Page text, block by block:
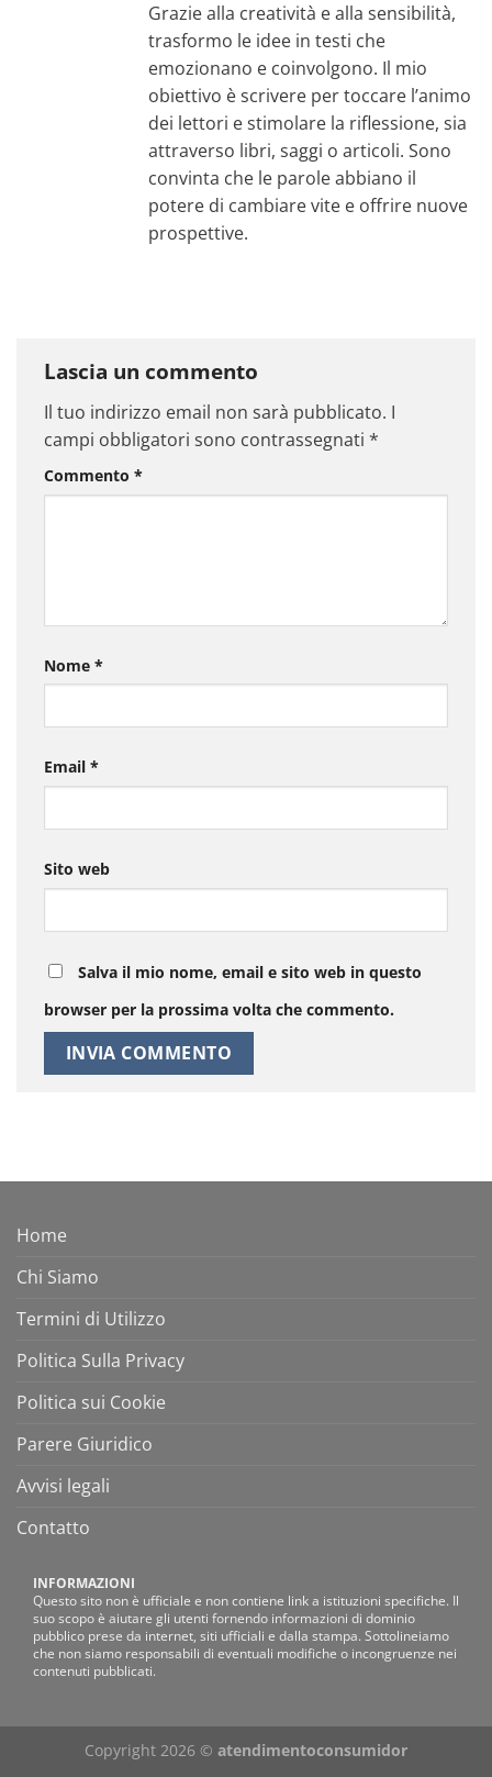
Grazie alla creatività e alla sensibilità,
trasformo le idee in testi che
emozionano e coinvolgono. Il mio
obiettivo è scrivere per toccare l’animo
dei lettori e stimolare la riflessione, sia
attraverso libri, saggi o articoli. Sono
convinta che le parole abbiano il
potere di cambiare vite e offrire nuove
prospettive.
Lascia un commento
Il tuo indirizzo email non sarà pubblicato. I
campi obbligatori sono contrassegnati *
Commento *
Nome *
Email *
Sito web
Salva il mio nome, email e sito web in questo
browser per la prossima volta che commento.
Home
Chi Siamo
Termini di Utilizzo
Politica Sulla Privacy
Politica sui Cookie
Parere Giuridico
Avvisi legali
Contatto
INFORMAZIONI
Questo sito non è ufficiale e non contiene link a istituzioni specifiche. Il
suo scopo è aiutare gli utenti fornendo informazioni di dominio
pubblico prese da internet, siti ufficiali e dalla stampa. Sottolineiamo
che non siamo responsabili di eventuali modifiche o incongruenze nei
contenuti pubblicati.
Copyright 2026 © atendimentoconsumidor